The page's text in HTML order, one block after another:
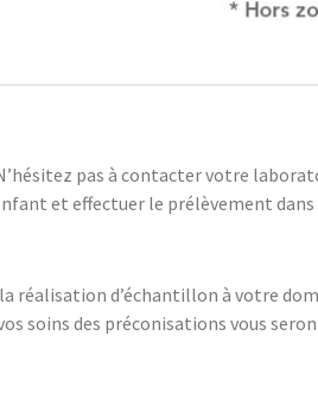
pas à contacter votre
et effectuer le prélèvement
d’échantillon à votre
soins des préconisations vous